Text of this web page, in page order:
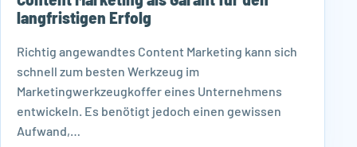
langfristigen Erfolg
Richtig angewandtes Content Marketing kann sich
schnell zum besten Werkzeug im
Marketingwerkzeugkoffer eines Unternehmens
entwickeln. Es benötigt jedoch einen gewissen
Aufwand,…